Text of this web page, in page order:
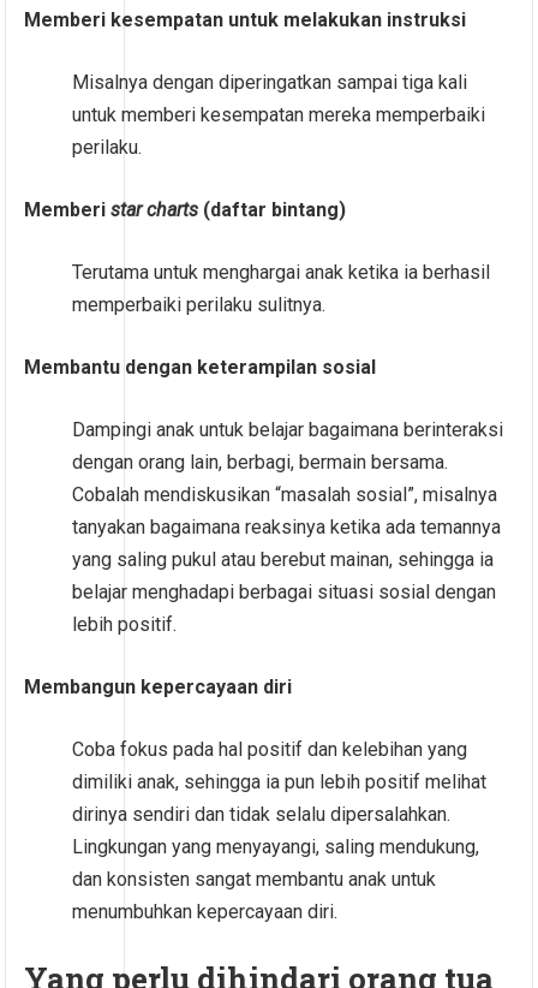
Memberi kesempatan untuk melakukan instruksi
Misalnya dengan diperingatkan sampai tiga kali
untuk memberi kesempatan mereka memperbaiki
perilaku.
Memberistar charts (daftar bintang)
Terutama untuk menghargai anak ketika ia berhasil
memperbaiki perilaku sulitnya.
Membantu dengan keterampilan sosial
Dampingi anak untuk belajar bagaimana berinteraksi
dengan orang lain, berbagi, bermain bersama.
Cobalah mendiskusikan “masalah sosial”, misalnya
tanyakan bagaimana reaksinya ketika ada temannya
yang saling pukul atau berebut mainan, sehingga ia
belajar menghadapi berbagai situasi sosial dengan
lebih positif.
Membangun kepercayaan diri
Coba fokus pada hal positif dan kelebihan yang
dimiliki anak, sehingga ia pun lebih positif melihat
dirinya sendiri dan tidak selalu dipersalahkan.
Lingkungan yang menyayangi, saling mendukung,
dan konsisten sangat membantu anak untuk
menumbuhkan kepercayaan diri.
Yang perlu dihindari orang tua